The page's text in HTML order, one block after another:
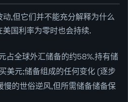
,但它们并不能充分解释为什么
国利率为零时也会持续.
占全球外汇储备的约58%.持有储
美元;储备组成的任何变化 (逐步
慢的世俗逆风,但所需储备储备保